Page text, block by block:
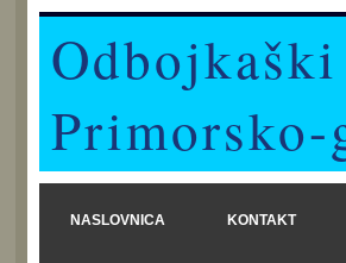
Odbojkaški
Primorsko-
NASLOVNICA KONTAKT